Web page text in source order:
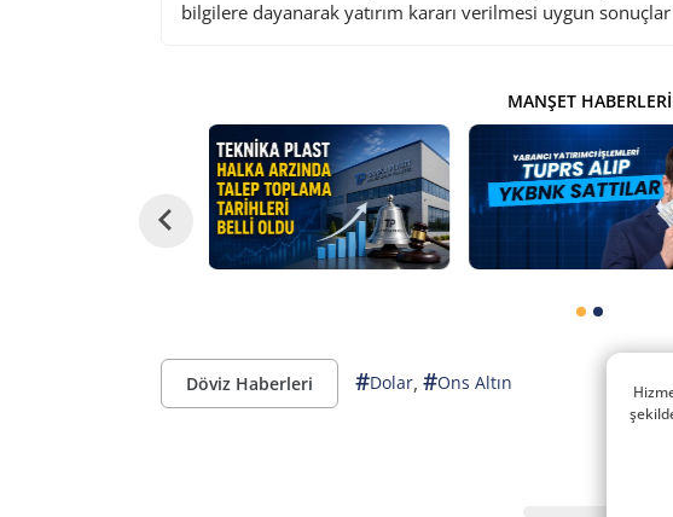
bilgilere dayanarak yatırım kararı verilmesi uygun
MANŞET HABERLERI
Döviz Haberleri #Dolar, #Ons Altın